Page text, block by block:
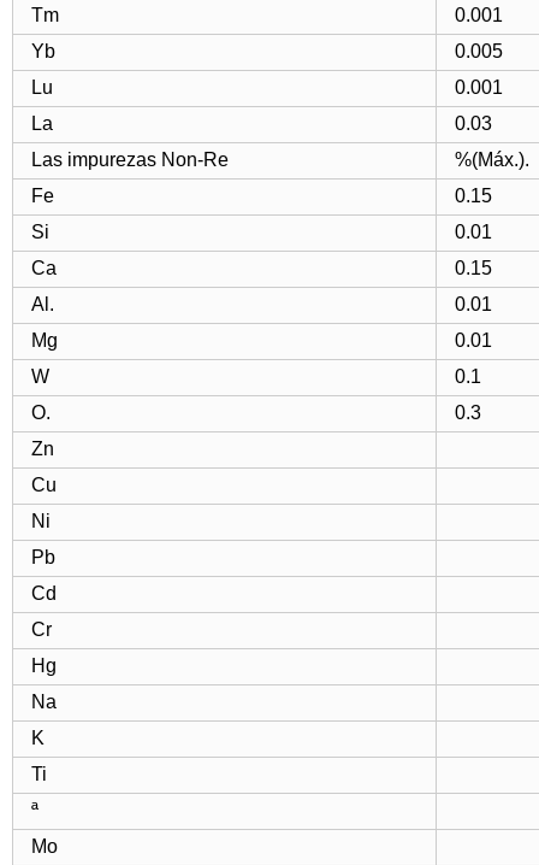
Tm
0.001
Yb
0.005
Lu
0.001
La
0.03
Las impurezas Non-Re
%(Máx.).
Fe
0.15
Si
0.01
Ca
0.15
Al.
0.01
Mg
0.01
W
0.1
O.
0.3
Zn
Cu
Ni
Pb
Cd
Cr
Hg
Na
K
Ti
ª
Mo